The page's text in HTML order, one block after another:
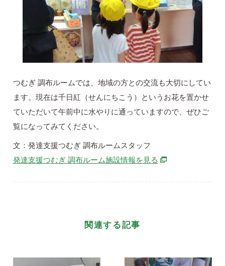
つむぎ 調布ルームでは、地域の方との交流も大切にしてい
ます。現在は千日紅（せんにちこう）というお花を置かせ
ていただいて午前中に水やりに通っていますので、ぜひご
覧になってみてください。
文：発達支援つむぎ 調布ルームスタッフ
発達支援つむぎ 調布ルーム施設情報を見る 別ウィンドウで開
関連する記事